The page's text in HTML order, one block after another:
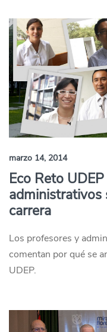
marzo 14, 2014
Eco Reto
administrativos
carrera
Los profesores y
comentan por qué se
UDEP.